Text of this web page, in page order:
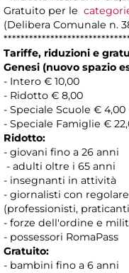
Gratuito per le
(Delibera Comunale n.
Tariffe, riduzioni e
Genesi (nuovo spazio
- Intero € 10,00
- Ridotto € 8,00
- Speciale Scuole € 4,00
- Speciale Famiglie €
Ridotto:
- giovani fino a 26 anni
- adulti oltre i 65 anni
- insegnanti in attività
- giornalisti con
(professionisti,
- forze dell'ordine e
- possessori RomaPass
Gratuito:
- bambini fino a 6 anni